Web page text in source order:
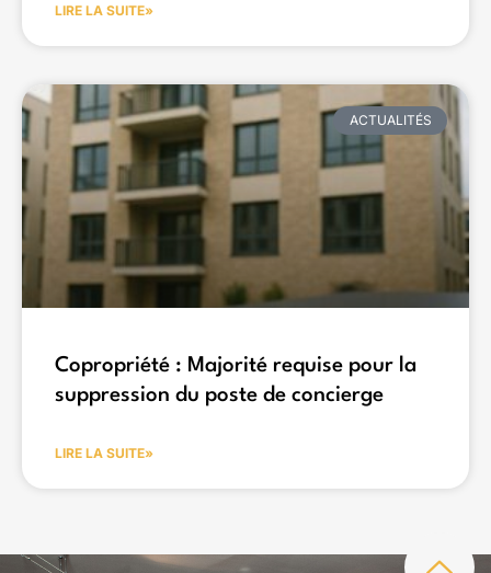
LIRE LA SUITE»
ACTUALITÉS
Copropriété : Majorité requise pour la
suppression du poste de concierge
LIRE LA SUITE»